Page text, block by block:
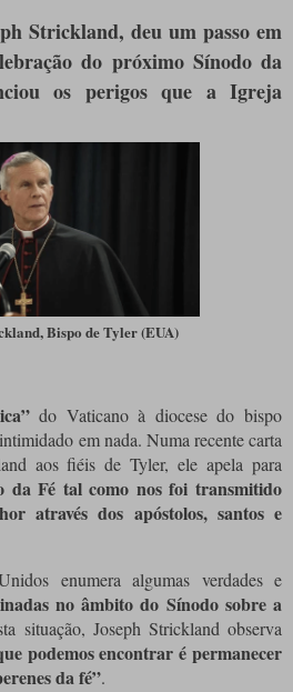
Strickland, deu um passo em
do próximo Sínodo da
os perigos que a Igreja
Bispo de Tyler (EUA)
do Vaticano à diocese do bispo
em nada. Numa recente carta
aos fiéis de Tyler, ele apela para
da Fé tal como nos foi transmitido
através dos apóstolos, santos e
enumera algumas verdades e
no âmbito do Sínodo sobre a
situação, Joseph Strickland observa
podemos encontrar é permanecer
da fé”.